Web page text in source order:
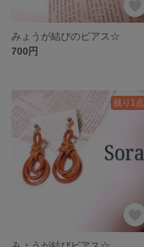
みょうが結びのピアス☆
700円
残り1点